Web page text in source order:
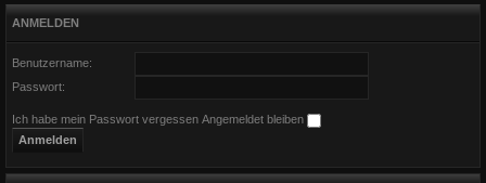
ANMELDEN
Benutzername:
Passwort:
Ich habe mein Passwort vergessen Angemeldet bleiben